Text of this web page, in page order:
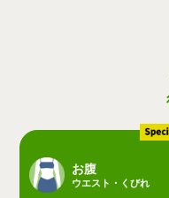
お腹
ウエスト・くびれ